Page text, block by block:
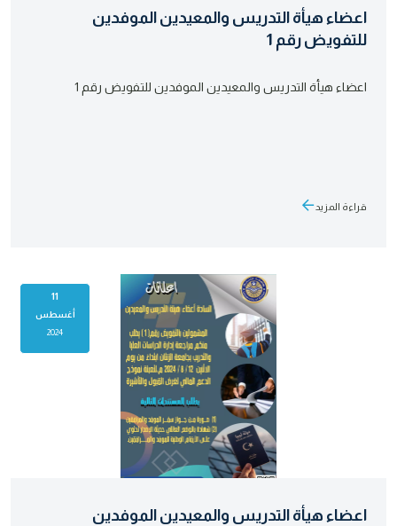
اعضاء هيأة التدريس والمعيدين الموفدين
للتفويض رقم 1
اعضاء هيأة التدريس والمعيدين الموفدين للتفويض رقم 1
قراءة المزيد
11
أغسطس
2024
اعضاء هيأة التدريس والمعيدين الموفدين